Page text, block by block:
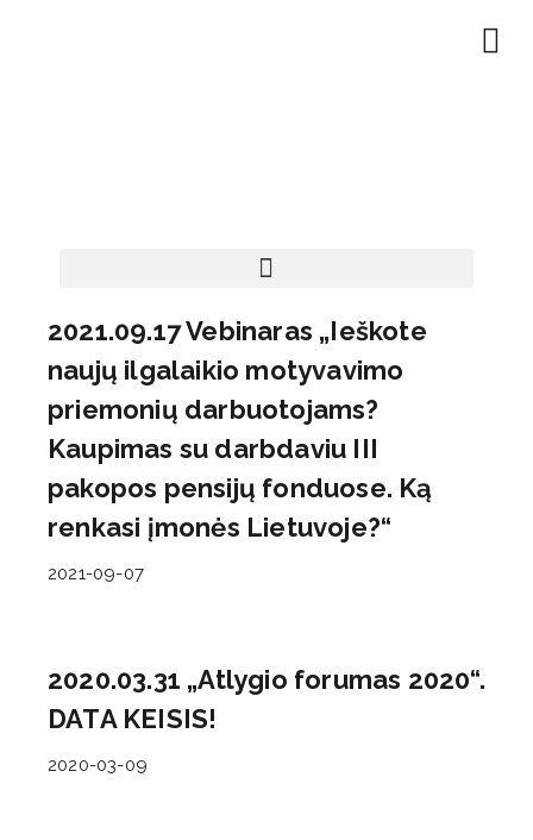
2021.09.17 Vebinaras „Ieškote
naujų ilgalaikio motyvavimo
priemonių darbuotojams?
Kaupimas su darbdaviu III
pakopos pensijų fonduose. Ką
renkasi įmonės Lietuvoje?“
2021-09-07
2020.03.31 „Atlygio forumas 2020“.
DATA KEISIS!
2020-03-09